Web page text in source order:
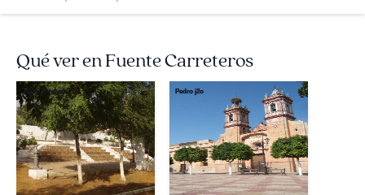
Qué ver en Fuente Carreteros
Jesus Alinquer Pedro j2o